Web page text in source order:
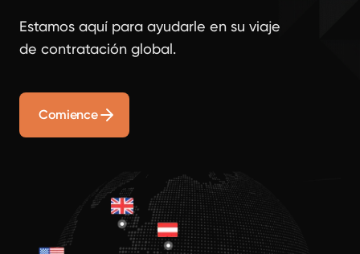
Estamos aquí para ayudarle en su viaje
de contratación global.
Comience